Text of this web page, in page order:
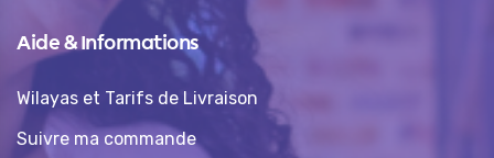
Aide & Informations
Wilayas et Tarifs de Livraison
Suivre ma commande